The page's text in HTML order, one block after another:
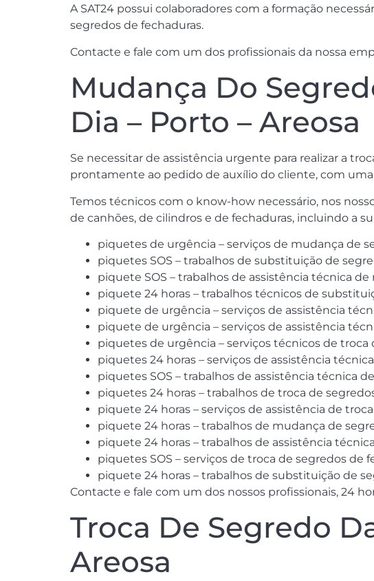
A SAT24 possui colaboradores com a formação
segredos de fechaduras.
Contacte e fale com um dos profissionais da nossa
Mudança Do
Dia – Porto – Areosa
Se necessitar de assistência urgente para realizar a
prontamente ao pedido de auxílio do cliente, com
Temos técnicos com o know-how necessário, nos
de canhões, de cilindros e de fechaduras, incluindo a
piquetes de urgência – serviços de mudança de
piquetes SOS – trabalhos de substituição de
piquete SOS – trabalhos de assistência técnica
piquete 24 horas – trabalhos técnicos de
piquete de urgência – serviços de assistência
piquete de urgência – serviços de assistência
piquetes de urgência – serviços técnicos de troca
piquetes 24 horas – serviços de assistência
piquetes SOS – trabalhos de assistência técnica
piquetes 24 horas – trabalhos de troca de
piquete 24 horas – serviços de assistência de
piquete 24 horas – trabalhos de mudança de
piquete 24 horas – trabalhos de assistência
piquetes SOS – serviços de troca de segredos de
piquete 24 horas – trabalhos de substituição de
Contacte e fale com um dos nossos profissionais, 24
Troca De Segredo
Areosa